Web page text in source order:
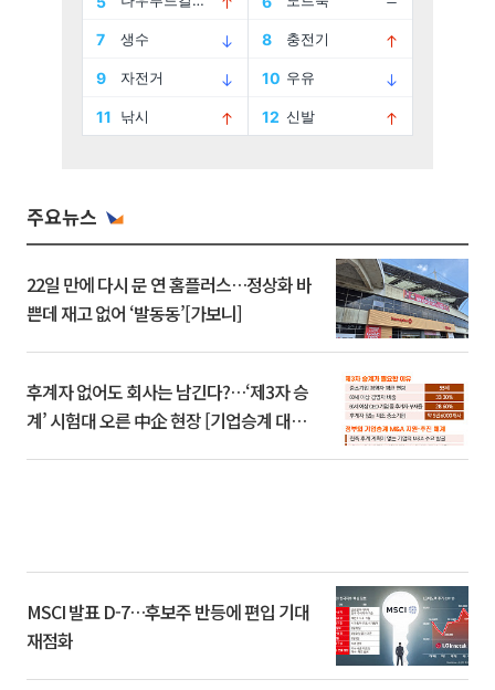
주요뉴스
22일 만에 다시 문 연 홈플러스…정상화 바
쁜데 재고 없어 ‘발동동’[가보니]
후계자 없어도 회사는 남긴다?…‘제3자 승
계’ 시험대 오른 中企 현장 [기업승계 대전
MSCI 발표 D-7…후보주 반등에 편입 기대
재점화